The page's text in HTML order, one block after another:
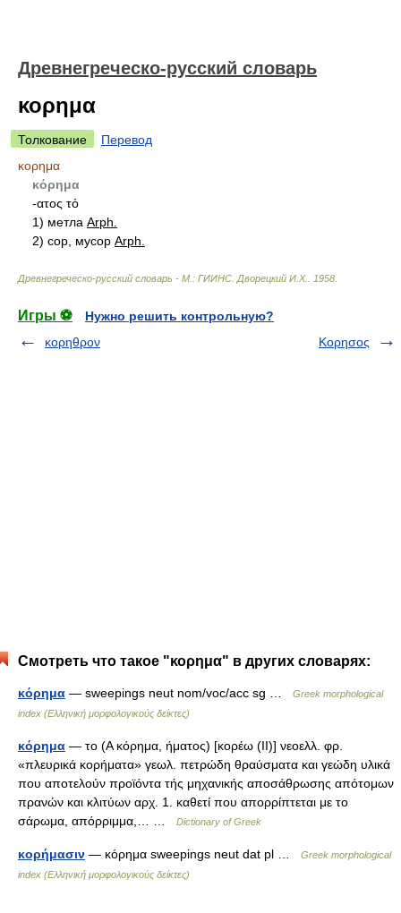
Древнегреческо-русский словарь
κορημα
Толкование
Перевод
κορημα
κόρημα
-ατος τό
1) метла Arph.
2) сор, мусор Arph.
Древнегреческо-русский словарь - М.: ГИИНС Дворецкий И.Х. 1958
Игры ⚽
Нужно решить контрольную?
κορηθρον
Κορησος
Смотреть что такое "κορημα" в других словарях:
κόρημα — sweepings neut nom/voc/acc sg …
Greek morphological
index (Ελληνική μορφολογικούς δείκτες)
κόρημα — το (Α κόρημα, ήματος) [κορέω (ΙΙ)] νεοελλ. φρ.
«πλευρικά κορήματα» γεωλ. πετρώδη θραύσματα και γεώδη υλικά
που αποτελούν προϊόντα τής μηχανικής αποσάθρωσης απότομων
πρανών και κλιτύων αρχ. 1. καθετί που απορρίπτεται με το
σάρωμα, απόρριμμα,… …
Dictionary of Greek
κορήμασιν — κόρημα sweepings neut dat pl …
Greek morphological
index (Ελληνική μορφολογικούς δείκτες)